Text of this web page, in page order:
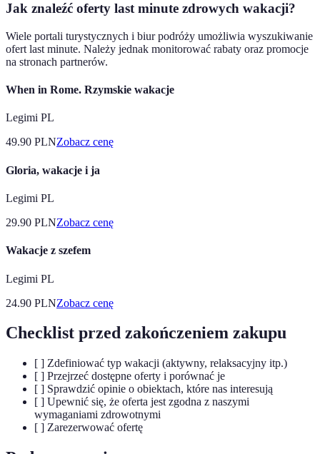
Jak znaleźć oferty last minute zdrowych wakacji?
Wiele portali turystycznych i biur podróży umożliwia wyszukiwanie
ofert last minute. Należy jednak monitorować rabaty oraz promocje
na stronach partnerów.
When in Rome. Rzymskie wakacje
Legimi PL
49.90 PLNZobacz cenę
Gloria, wakacje i ja
Legimi PL
29.90 PLNZobacz cenę
Wakacje z szefem
Legimi PL
24.90 PLNZobacz cenę
Checklist przed zakończeniem zakupu
[ ] Zdefiniować typ wakacji (aktywny, relaksacyjny itp.)
[ ] Przejrzeć dostępne oferty i porównać je
[ ] Sprawdzić opinie o obiektach, które nas interesują
[ ] Upewnić się, że oferta jest zgodna z naszymi
wymaganiami zdrowotnymi
[ ] Zarezerwować ofertę